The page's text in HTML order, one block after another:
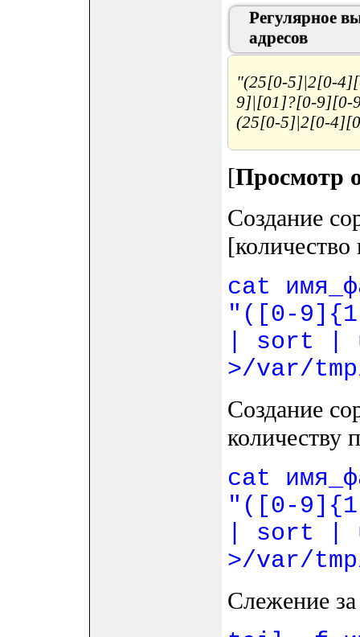
Регулярное
адресов
"(25[0-5]|2[0-
9]|[01]?[0-9][0-
(25[0-5]|2[0-
[Просмотр
Создание
cat
"([0-
| sort |
>/var/
Создание
количеству
cat
"([0-
| sort |
>/var/
Слежение